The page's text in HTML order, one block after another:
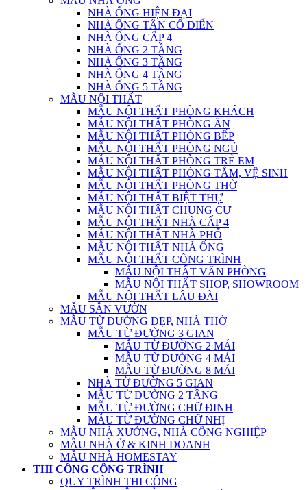
NHÀ ỐNG HIỆN ĐẠI
NHÀ ỐNG TÂN CỔ ĐIỂN
NHÀ ỐNG CẤP 4
NHÀ ỐNG 2 TẦNG
NHÀ ỐNG 3 TẦNG
NHÀ ỐNG 4 TẦNG
NHÀ ỐNG 5 TẦNG
MẪU NỘI THẤT
MẪU NỘI THẤT PHÒNG KHÁCH
MẪU NỘI THẤT PHÒNG ĂN
MẪU NỘI THẤT PHÒNG BẾP
MẪU NỘI THẤT PHÒNG NGỦ
MẪU NỘI THẤT PHÒNG TRẺ EM
MẪU NỘI THẤT PHÒNG TẮM, VỆ SINH
MẪU NỘI THẤT PHÒNG THỜ
MẪU NỘI THẤT BIỆT THỰ
MẪU NỘI THẤT CHUNG CƯ
MẪU NỘI THẤT NHÀ CẤP 4
MẪU NỘI THẤT NHÀ PHỐ
MẪU NỘI THẤT NHÀ ỐNG
MẪU NỘI THẤT CÔNG TRÌNH
MẪU NỘI THẤT VĂN PHÒNG
MẪU NỘI THẤT SHOP, SHOWROOM
MẪU NỘI THẤT LÂU ĐÀI
MẪU SÂN VƯỜN
MẪU TỪ ĐƯỜNG ĐẸP, NHÀ THỜ
MẪU TỪ ĐƯỜNG 3 GIAN
MẪU TỪ ĐƯỜNG 2 MÁI
MẪU TỪ ĐƯỜNG 4 MÁI
MẪU TỪ ĐƯỜNG 8 MÁI
NHÀ TỪ ĐƯỜNG 5 GIAN
MẪU TỪ ĐƯỜNG 2 TẦNG
MẪU TỪ ĐƯỜNG CHỮ ĐINH
MẪU TỪ ĐƯỜNG CHỮ NHỊ
MẪU NHÀ XƯỞNG, NHÀ CÔNG NGHIỆP
MẪU NHÀ Ở & KINH DOANH
MẪU NHÀ HOMESTAY
THI CÔNG CÔNG TRÌNH
QUY TRÌNH THI CÔNG